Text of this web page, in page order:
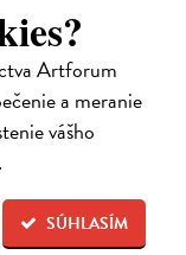
Artforum
a meranie
vášho
SÚHLASÍM
plstených
a potrebných
suchého